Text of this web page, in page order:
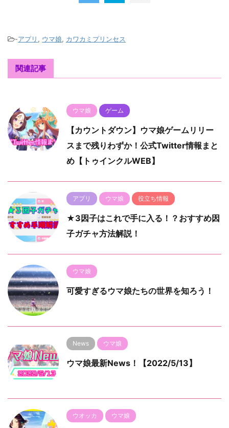
-アプリ , ウマ娘, カワカミプリンセス
関連記事
ウマ娘 ゲーム
【カウントダウン】ウマ娘ゲームリリー
スまで残りわずか！公式Twitter情報まと
め【トゥインクルWEB】
アプリ ウマ娘 役立ち情報
★3因子はこれで手に入る！？おすすめ因
子ガチャ方法解説！
ウマ娘
可愛すぎるウマ娘たちの世界を知ろう！
News ウマ娘
ウマ娘最新News！【2022/5/13】
ウオッカ ウマ娘